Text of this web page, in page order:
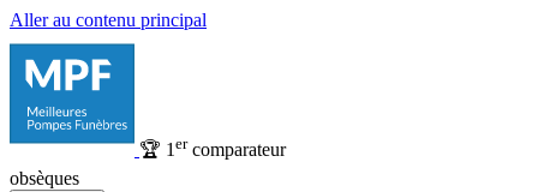
Aller au contenu principal
🏆 1 ercomparateur
obsèques